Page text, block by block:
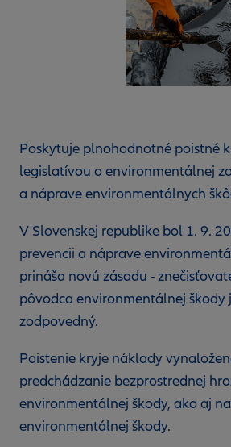
Poskytuje plnohodnotné poistné
legislatívou o environmentálnej
a náprave environmentálnych
V Slovenskej republike bol 1. 9.
prevencii a náprave
prináša novú zásadu -
pôvodca environmentálnej škody
zodpovedný.
Poistenie kryje náklady
predchádzanie bezprostrednej
environmentálnej škody, ako aj
environmentálnej škody.